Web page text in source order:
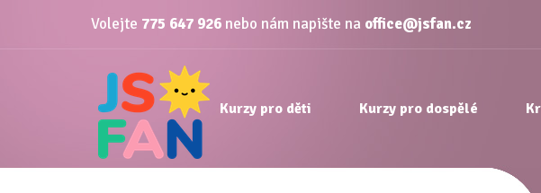
Volejte 775 647 926 nebo nám napište na office@jsfan.cz
Kurzy pro děti Kurzy pro dospělé